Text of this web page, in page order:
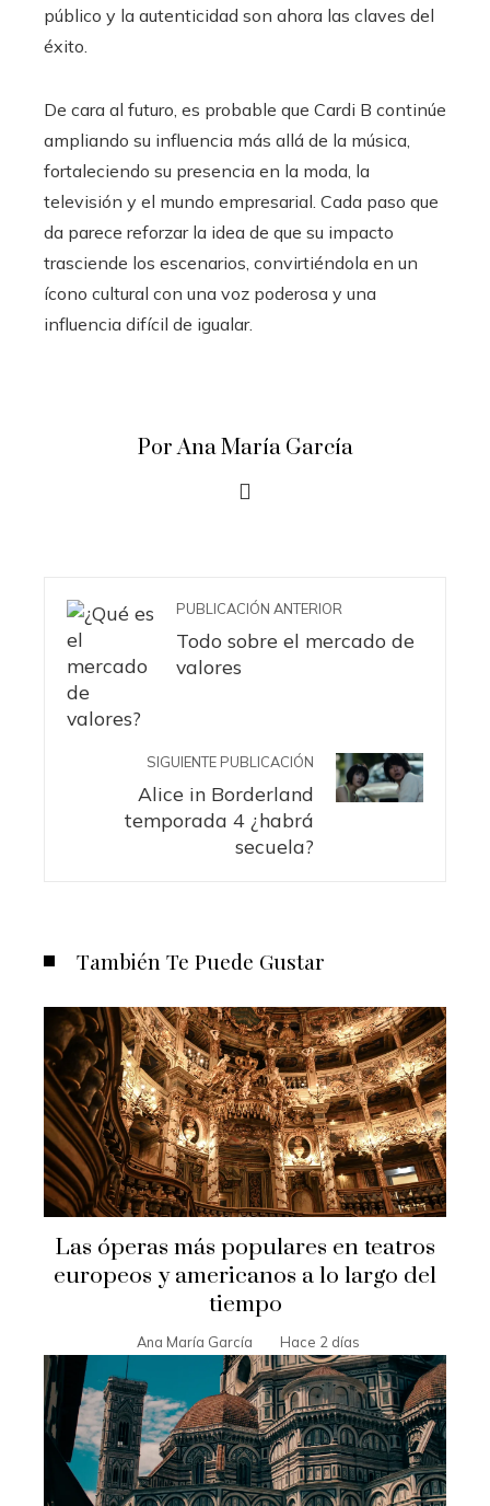
público y la autenticidad son ahora las claves del
éxito.
De cara al futuro, es probable que Cardi B continúe
ampliando su influencia más allá de la música,
fortaleciendo su presencia en la moda, la
televisión y el mundo empresarial. Cada paso que
da parece reforzar la idea de que su impacto
trasciende los escenarios, convirtiéndola en un
ícono cultural con una voz poderosa y una
influencia difícil de igualar.
Por Ana María García
PUBLICACIÓN ANTERIOR
Todo sobre el mercado de
valores
SIGUIENTE PUBLICACIÓN
Alice in Borderland
temporada 4 ¿habrá
secuela?
También Te Puede Gustar
Las óperas más populares en teatros
europeos y americanos a lo largo del
tiempo
Ana María García Hace 2 días